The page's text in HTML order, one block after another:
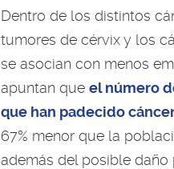
Dentro de los distintos
tumores de cérvix y los
se asocian con menos
apuntan que el número
que han padecido
67% menor que la
además del posible